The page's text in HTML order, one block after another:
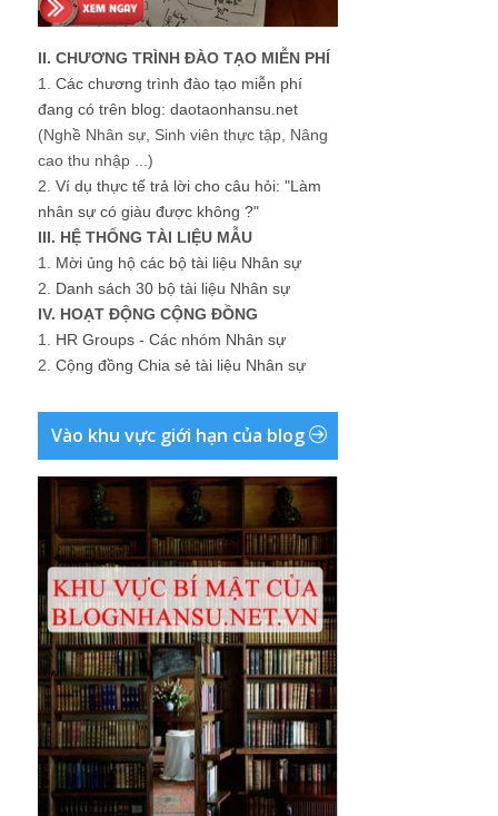
II. CHƯƠNG TRÌNH ĐÀO TẠO MIỄN PHÍ
1. Các chương trình đào tạo miễn phí
đang có trên blog: daotaonhansu.net
(Nghề Nhân sự, Sinh viên thực tập, Nâng
cao thu nhập ...)
2. Ví dụ thực tế trả lời cho câu hỏi: "Làm
nhân sự có giàu được không ?"
III. HỆ THỐNG TÀI LIỆU MẪU
1. Mời ủng hộ các bộ tài liệu Nhân sự
2. Danh sách 30 bộ tài liệu Nhân sự
IV. HOẠT ĐỘNG CỘNG ĐỒNG
1. HR Groups - Các nhóm Nhân sự
2. Cộng đồng Chia sẻ tài liệu Nhân sự
Vào khu vực giới hạn của blog